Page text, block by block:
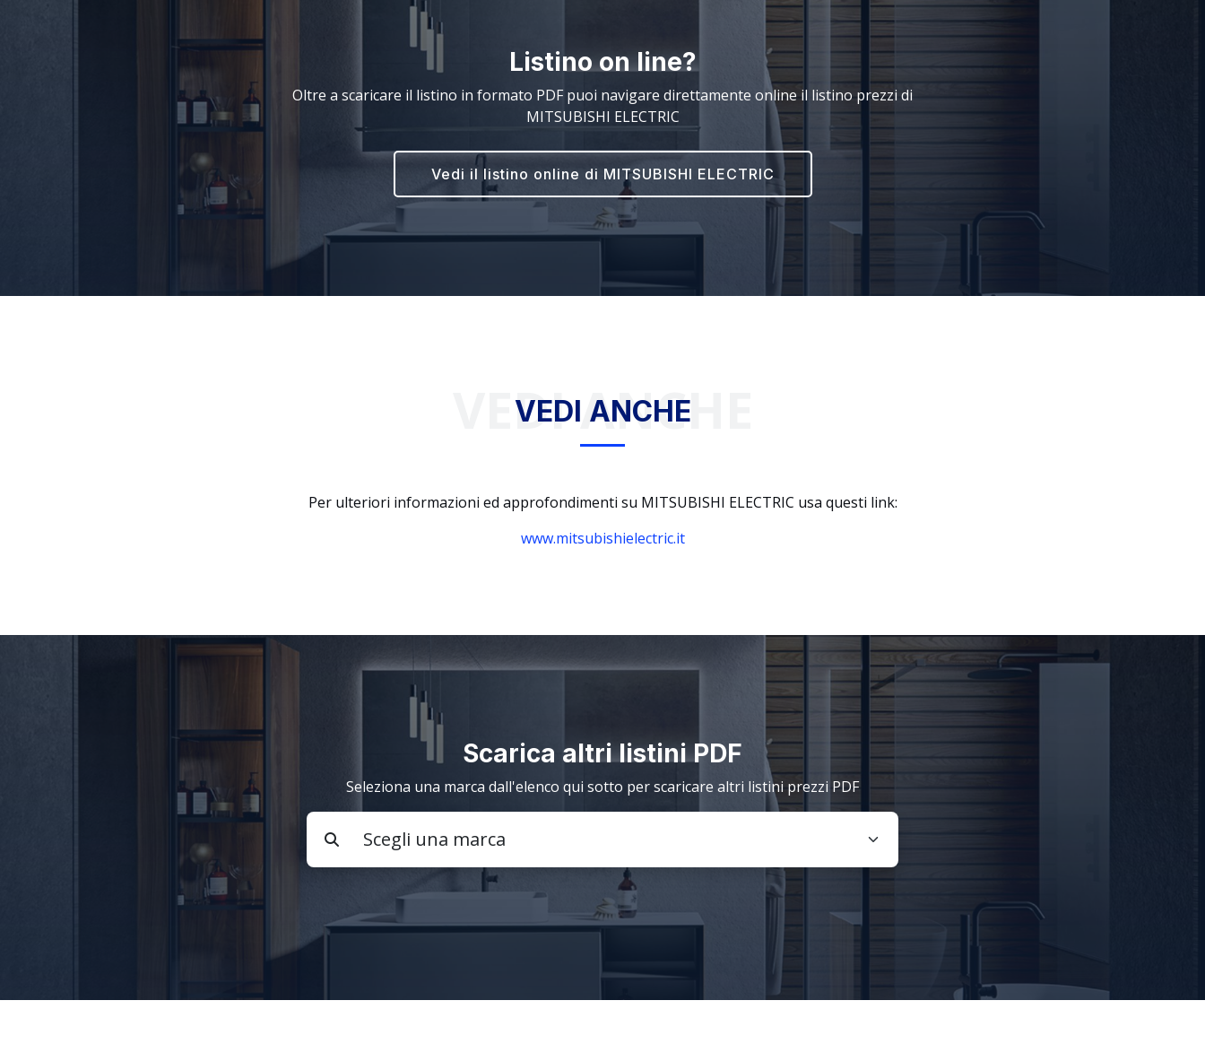
Listino on line?
Oltre a scaricare il listino in formato PDF puoi navigare direttamente online il listino prezzi di
MITSUBISHI ELECTRIC
Vedi il listino online di MITSUBISHI ELECTRIC
VEDI ANCHE
VEDI ANCHE
Per ulteriori informazioni ed approfondimenti su MITSUBISHI ELECTRIC usa questi link:
www.mitsubishielectric.it
Scarica altri listini PDF
Seleziona una marca dall'elenco qui sotto per scaricare altri listini prezzi PDF